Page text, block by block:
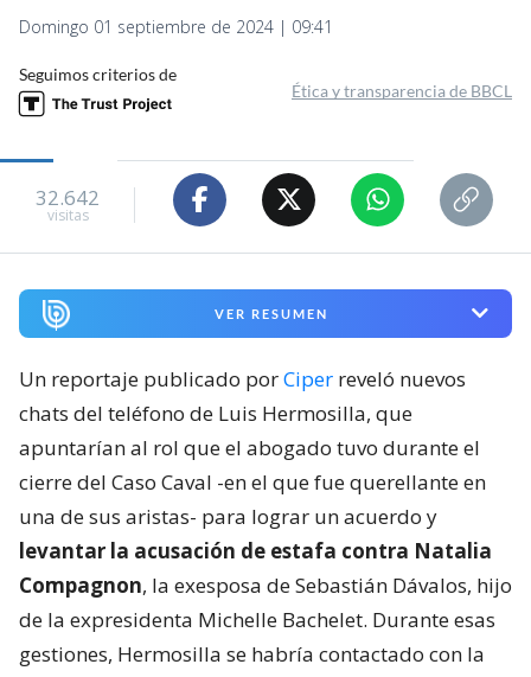
Domingo 01 septiembre de 2024 | 09:41
Seguimos criterios de
Ética y transparencia de BBCL
32.642
visitas
VER RESUMEN
Un reportaje publicado porCiper reveló nuevos
chats del teléfono de Luis Hermosilla, que
apuntarían al rol que el abogado tuvo durante el
cierre del Caso Caval -en el que fue querellante en
una de sus aristas- para lograr un acuerdo y
levantar la acusación de estafa contra Natalia
Compagnon, la exesposa de Sebastián Dávalos, hijo
de la expresidenta Michelle Bachelet. Durante esas
gestiones, Hermosilla se habría contactado con la